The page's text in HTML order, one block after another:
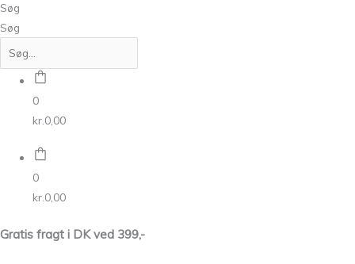
Søg
Søg
0
kr. 0,00
0
kr. 0,00
Gratis fragt i DK ved 399,-